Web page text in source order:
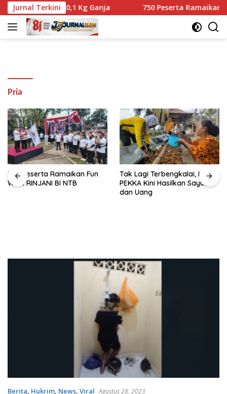
Langsung
ke
konten
Jurnal Terkini
Berisi 10,1 Kg Ganja 750 Peserta Ramaikan Fun
Pria
750 Peserta Ramaikan Fun
Walk RINJANI BI NTB
Tak Lagi Terbengkalai, Lahan
PEKKA Kini Hasilkan Sayur
dan Uang
Berita, Hukrim, News, Viral Agustus 28, 2023